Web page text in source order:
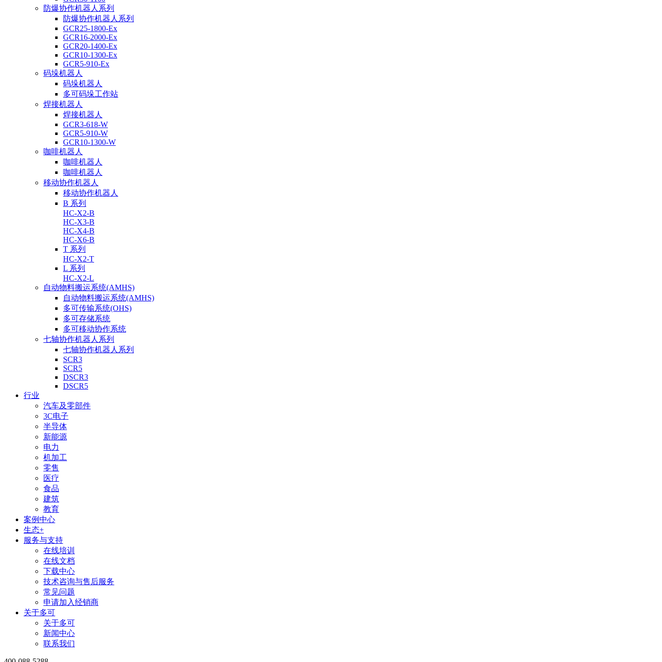
防爆协作机器人系列
防爆协作机器人系列
GCR25-1800-Ex
GCR16-2000-Ex
GCR20-1400-Ex
GCR10-1300-Ex
GCR5-910-Ex
码垛机器人
码垛机器人
多可码垛工作站
焊接机器人
焊接机器人
GCR3-618-W
GCR5-910-W
GCR10-1300-W
咖啡机器人
咖啡机器人
咖啡机器人
移动协作机器人
移动协作机器人
B 系列
HC-X2-B
HC-X3-B
HC-X4-B
HC-X6-B
T 系列
HC-X2-T
L 系列
HC-X2-L
自动物料搬运系统(AMHS)
自动物料搬运系统(AMHS)
多可传输系统(OHS)
多可存储系统
多可移动协作系统
七轴协作机器人系列
七轴协作机器人系列
SCR3
SCR5
DSCR3
DSCR5
行业
汽车及零部件
3C电子
半导体
新能源
电力
机加工
零售
医疗
食品
建筑
教育
案例中心
生态+
服务与支持
在线培训
在线文档
下载中心
技术咨询与售后服务
常见问题
申请加入经销商
关于多可
关于多可
新闻中心
联系我们